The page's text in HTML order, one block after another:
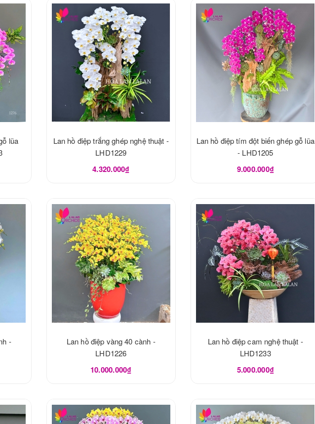
lũa
Lan hồ điệp trắng ghép nghệ thuật -
LHD1229
4.320.000₫
Lan hồ điệp tím đột biến ghép gỗ lũa
- LHD1205
9.000.000₫
-
Lan hồ điệp vàng 40 cành -
LHD1226
10.000.000₫
Lan hồ điệp cam nghệ thuật -
LHD1233
5.000.000₫